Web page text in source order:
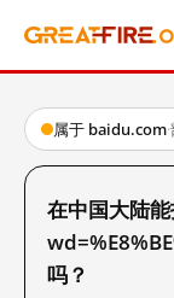
属于 baidu.com·
在中国大陆
吗？